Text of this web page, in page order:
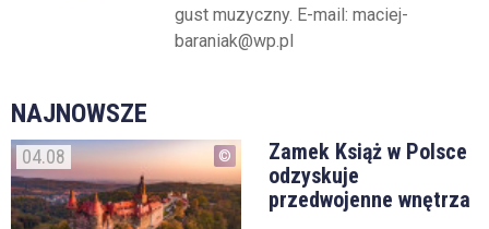
gust muzyczny. E-mail: maciej-
baraniak@wp.pl
NAJNOWSZE
04.08
Zamek Książ w Polsce
odzyskuje
przedwojenne wnętrza